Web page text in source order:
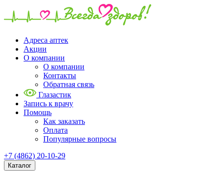
Адреса аптек
Акции
О компании
О компании
Контакты
Обратная связь
Глазастик
Запись к врачу
Помощь
Как заказать
Оплата
Популярные вопросы
+7 (4862) 20-10-29
Каталог